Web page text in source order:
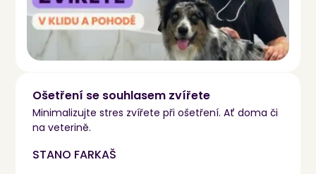
Ošetření se souhlasem zvířete
Minimalizujte stres zvířete při ošetření. Ať doma či
na veterině.
STANO FARKAŠ